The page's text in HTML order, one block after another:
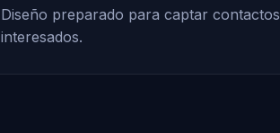
Diseño preparado para captar contactos
interesados.